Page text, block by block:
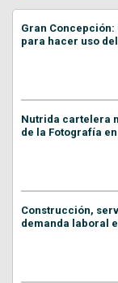
Gran
para hacer uso
Nutrida cartelera
de la Fotografía
Construcción,
demanda laboral